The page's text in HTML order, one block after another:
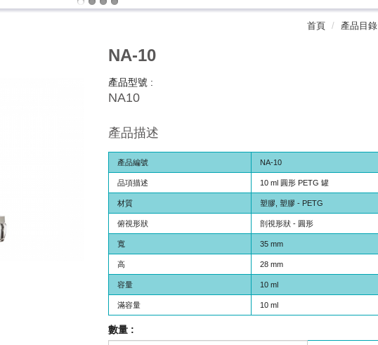
首頁 產品目錄
NA-10
產品型號 :
NA10
產品描述
產品編號 NA-10
品項描述 10 ml 圓形 PETG 罐
材質 塑膠, 塑膠 - PETG
俯視形狀 剖視形狀 - 圓形
寬 35 mm
高 28 mm
容量 10 ml
滿容量 10 ml
數量 :